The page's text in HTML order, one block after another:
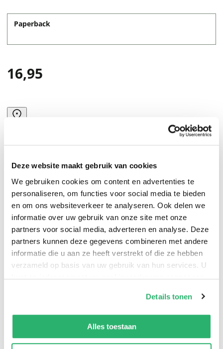
Deze website maakt gebruik van cookies
We gebruiken cookies om content en advertenties te
personaliseren, om functies voor social media te bieden
en om ons websiteverkeer te analyseren. Ook delen we
informatie over uw gebruik van onze site met onze
partners voor social media, adverteren en analyse. Deze
partners kunnen deze gegevens combineren met andere
informatie die u aan ze heeft verstrekt of die ze hebben
verzameld op basis van uw gebruik van hun services. U
kunt op ieder moment uw cookievoorkeuren aanpassen
We werken samen met13 derdendie uw gegevens
kunnen ontvangen en verwerken.
Details tonen
Alles toestaan
Paperback
16,95
Let’s face it: growing up is confusing. This book is here
to act as your go-to guide on everything from social
media to sexting and from body image to self-esteem.
Acting as your personal cheerleader, this book will
teach you everything you need to navigate your teens